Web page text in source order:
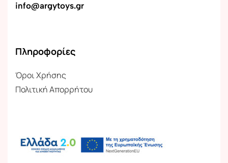
info@argytoys.gr
Πληροφορίες
Όροι Χρήσης
Πολιτική Απορρήτου